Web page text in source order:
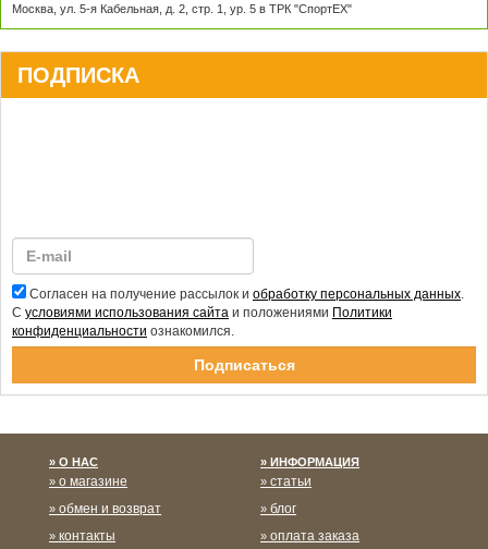
Москва, ул. 5-я Кабельная, д. 2, стр. 1, ур. 5 в ТРК "СпортЕХ"
ПОДПИСКА
Согласен на получение рассылок и обработку персональных данных
С условиями использования сайта и положениями Политики
конфиденциальности ознакомился.
О НАС
о магазине
обмен и возврат
контакты
ИНФОРМАЦИЯ
статьи
блог
оплата заказа